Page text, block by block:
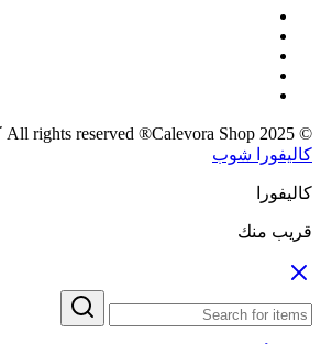
© 2025 All rights reserved ®Calevora Shop كاليفورا شوب
كاليفورا شوب
كاليفورا
قريب منك